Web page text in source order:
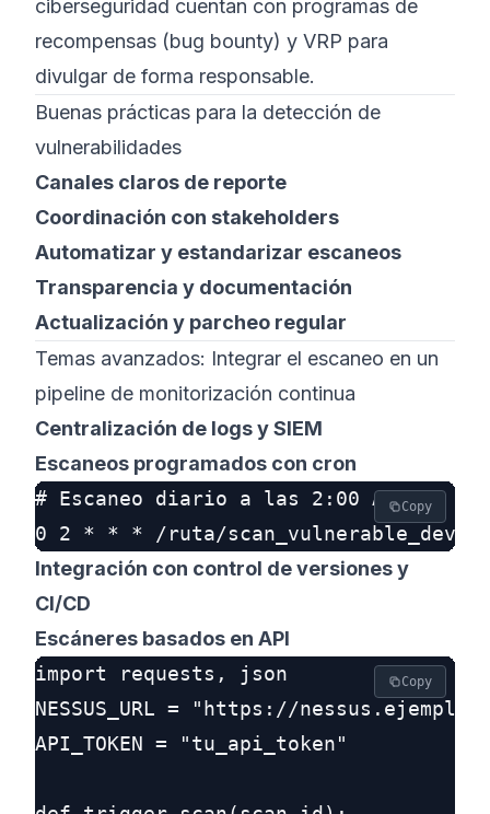
ciberseguridad cuentan con programas de
recompensas (bug bounty) y VRP para
divulgar de forma responsable.
Buenas prácticas para la detección de
vulnerabilidades
Canales claros de reporte
Coordinación con stakeholders
Automatizar y estandarizar escaneos
Transparencia y documentación
Actualización y parcheo regular
Temas avanzados: Integrar el escaneo en un
pipeline de monitorización continua
Centralización de logs y SIEM
Escaneos programados con cron
# Escaneo diario a las 2:00 AM Copy
Integración con control de versiones y
CI/CD
Escáneres basados en API
import requests, json
NESSUS_URL = "https://
API_TOKEN = "tu_api_token"
Copy